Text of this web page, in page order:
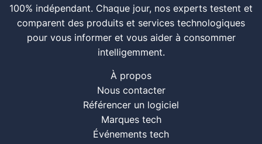
100% indépendant. Chaque jour, nos experts testent et
comparent des produits et services technologiques
pour vous informer et vous aider à consommer
intelligemment.
À propos
Nous contacter
Référencer un logiciel
Marques tech
Événements tech